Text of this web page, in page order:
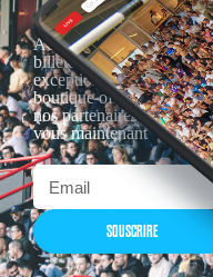
Actualités, nouveautés,
billetterie, remises
exceptionnelles dans la
boutique officielles &
nos partenaires…
vous maintenant
SOUSCRIRE